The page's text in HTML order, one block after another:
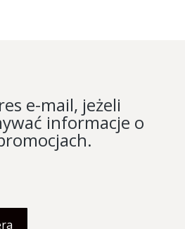
e-mail, jeżeli
informacje o